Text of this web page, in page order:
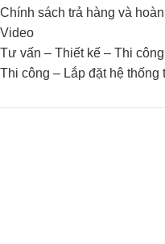
Chính sách trả hàng và
Video
Tư vấn – Thiết kế – Thi
Thi công – Lắp đặt hệ thống